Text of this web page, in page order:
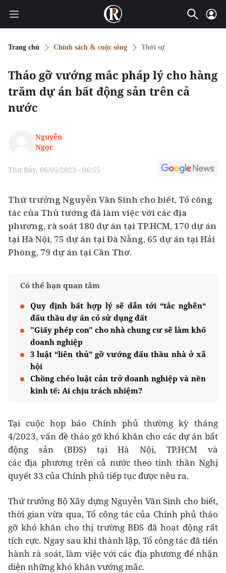
Trang chủ Chính sách & cuộc sống Thời sự
Tháo gỡ vướng mắc pháp lý cho hàng
trăm dự án bất động sản trên cả
nước
Nguyễn
Ngọc
Thứ Bảy, 06/05/2023 - 06:55
Thứ trưởng Nguyễn Văn Sinh cho biết, Tổ công
tác của Thủ tướng đã làm việc với các địa
phương, rà soát 180 dự án tại TP.HCM, 170 dự án
tại Hà Nội, 75 dự án tại Đà Nẵng, 65 dự án tại Hải
Phòng, 79 dự án tại Cần Thơ.
Có thể bạn quan tâm
Quy định bất hợp lý sẽ dẫn tới “tắc nghẽn“
đấu thầu dự án có sử dụng đất
"Giấy phép con" cho nhà chung cư sẽ làm khổ
doanh nghiệp
3 luật “liên thủ” gỡ vướng đấu thầu nhà ở xã
hội
Chồng chéo luật cản trở doanh nghiệp và nền
kinh tế: Ai chịu trách nhiệm?
Tại cuộc họp báo Chính phủ thường kỳ tháng
4/2023, vấn đề tháo gỡ khó khăn cho các dự án bất
động sản (BĐS) tại Hà Nội, TP.HCM và
các địa phương trên cả nước theo tinh thần Nghị
quyết 33 của Chính phủ tiếp tục được nêu ra.
Thứ trưởng Bộ Xây dựng Nguyễn Văn Sinh cho biết,
thời gian vừa qua, Tổ công tác của Chính phủ tháo
gỡ khó khăn cho thị trường BĐS đã hoạt động rất
tích cực. Ngay sau khi thành lập, Tổ công tác đã tiến
hành rà soát, làm việc với các địa phương để nhận
diện những khó khăn vướng mắc.